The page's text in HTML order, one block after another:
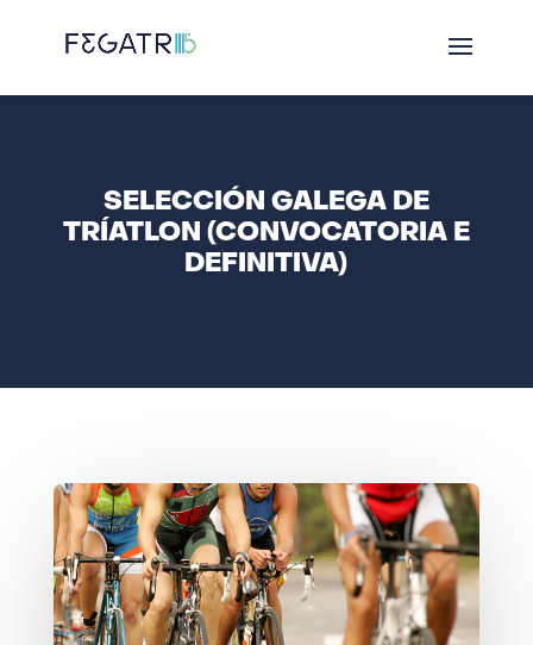
SELECCIÓN GALEGA DE
TRÍATLON (CONVOCATORIA E
DEFINITIVA)